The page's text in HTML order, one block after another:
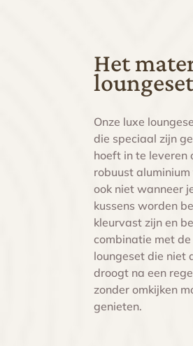
Het
Onze luxe
die speciaal zijn
hoeft in te leveren
robuust
ook niet wanneer
kussens worden
kleurvast zijn en
combinatie met
loungeset die niet
droogt na een
zonder omkijken
genieten.